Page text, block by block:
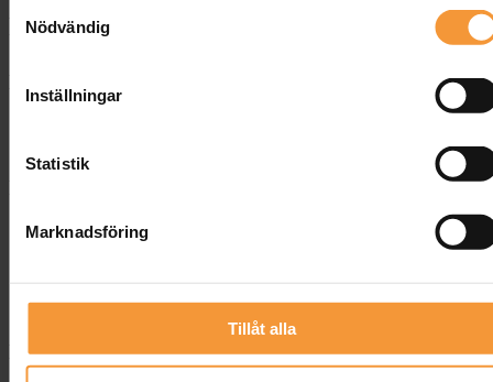
Nödvändig
Inställningar
Statistik
Marknadsföring
Tillåt alla
vår stolSmart. Detta är ett stolsöverdrag i följsam stretch så att det
blir ett snyggt fall.
Fest
Leveranstid